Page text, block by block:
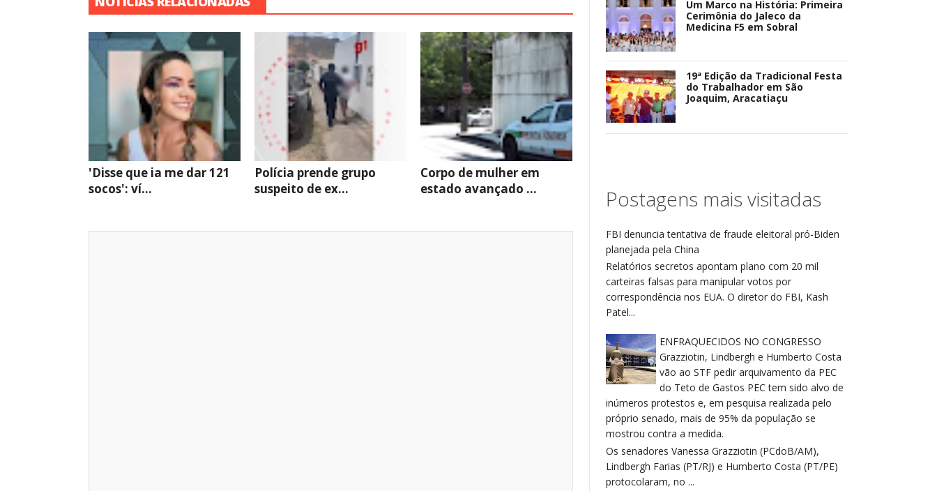
'Disse que ia me dar 121
socos': ví...
Polícia prende grupo
suspeito de ex...
Corpo de mulher em
estado avançado ...
Um Marco na História: Primeira
Cerimônia do Jaleco da
Medicina F5 em Sobral
19ª Edição da Tradicional Festa
do Trabalhador em São
Joaquim, Aracatiaçu
Postagens mais visitadas
FBI denuncia tentativa de fraude eleitoral pró-Biden
planejada pela China
Relatórios secretos apontam plano com 20 mil
carteiras falsas para manipular votos por
correspondência nos EUA. O diretor do FBI, Kash
Patel...
ENFRAQUECIDOS NO CONGRESSO
Grazziotin, Lindbergh e Humberto Costa
vão ao STF pedir arquivamento da PEC
do Teto de Gastos PEC tem sido alvo de
inúmeros protestos e, em pesquisa realizada pelo
próprio senado, mais de 95% da população se
mostrou contra a medida.
Os senadores Vanessa Grazziotin (PCdoB/AM),
Lindbergh Farias (PT/RJ) e Humberto Costa (PT/PE)
protocolaram, no ...